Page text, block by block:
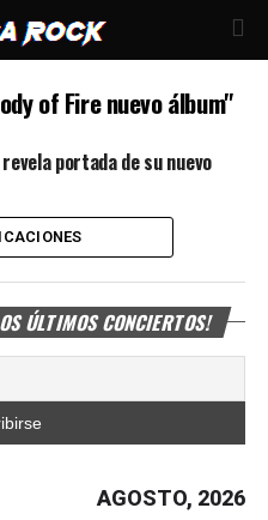
of Fire nuevo álbum"
portada de su nuevo
ÚLTIMOS CONCIERTOS!
AGOSTO, 2026